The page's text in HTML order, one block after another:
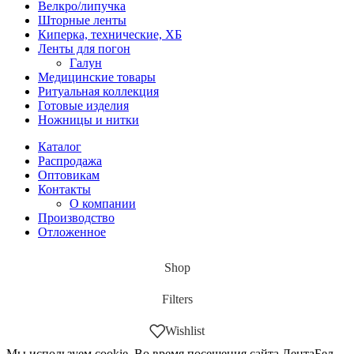
Велкро/липучка
Шторные ленты
Киперка, технические, ХБ
Ленты для погон
Галун
Медицинские товары
Ритуальная коллекция
Готовые изделия
Ножницы и нитки
Каталог
Распродажа
Оптовикам
Контакты
О компании
Производство
Отложенное
Shop
Filters
Wishlist